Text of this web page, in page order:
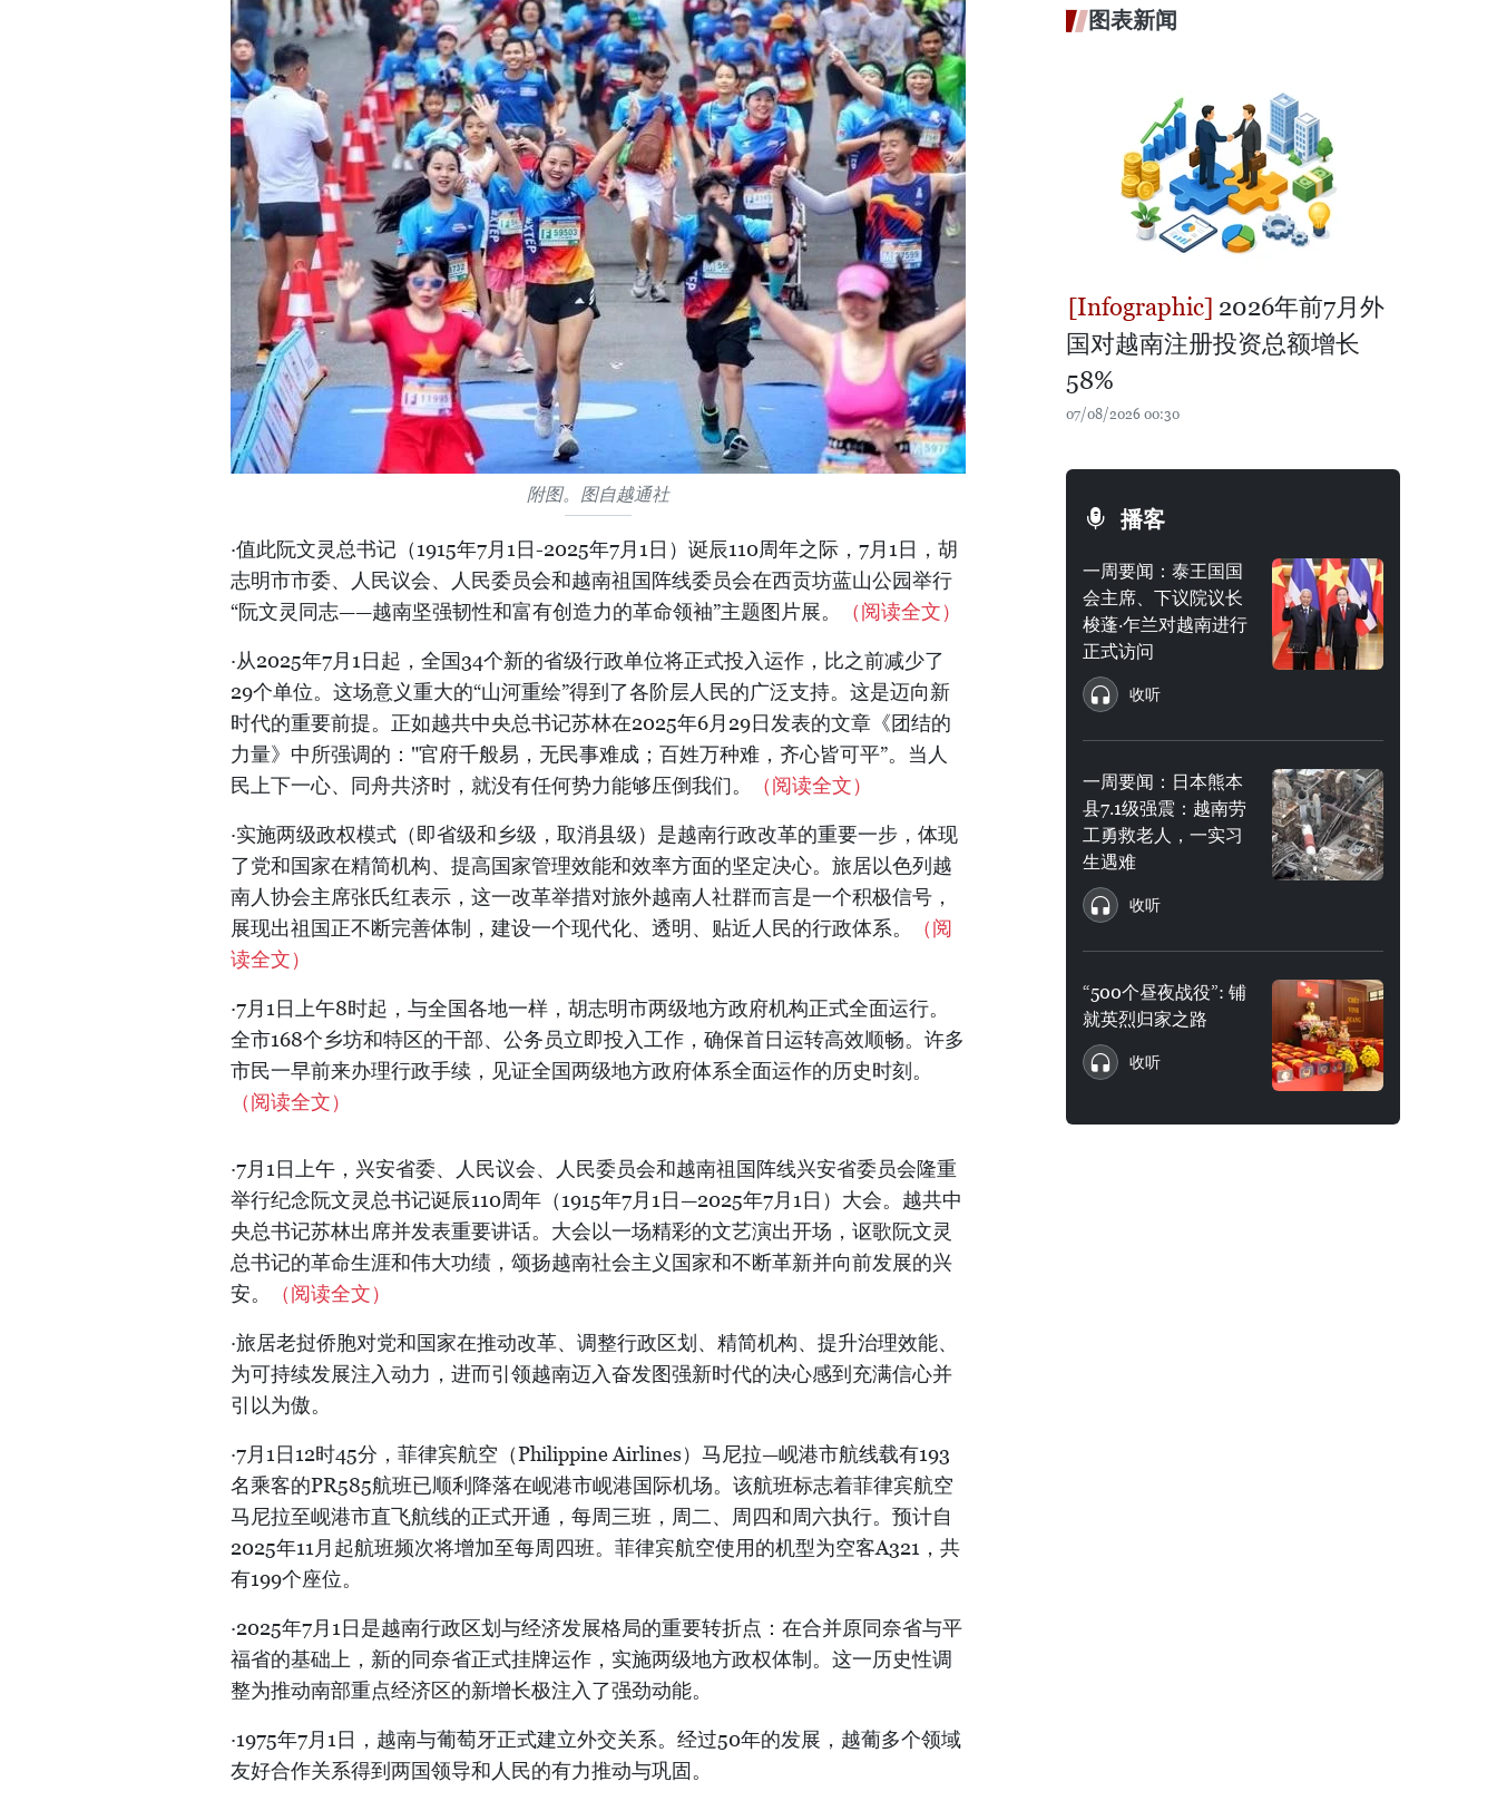
附图。图自越通社
·值此阮文灵总书记（1915年7月1日-2025年7月1日）诞辰110周年之际，7月1日，胡
志明市市委、人民议会、人民委员会和越南祖国阵线委员会在西贡坊蓝山公园举行
“阮文灵同志——越南坚强韧性和富有创造力的革命领袖”主题图片展。
（阅读全文）
·从2025年7月1日起，全国34个新的省级行政单位将正式投入运作，比之前减少了
29个单位。这场意义重大的“山河重绘”得到了各阶层人民的广泛支持。这是迈向新
时代的重要前提。正如越共中央总书记苏林在2025年6月29日发表的文章《团结的
力量》中所强调的："官府千般易，无民事难成；百姓万种难，齐心皆可平”。当人
民上下一心、同舟共济时，就没有任何势力能够压倒我们。
（阅读全文）
·实施两级政权模式（即省级和乡级，取消县级）是越南行政改革的重要一步，体现
了党和国家在精简机构、提高国家管理效能和效率方面的坚定决心。旅居以色列越
南人协会主席张氏红表示，这一改革举措对旅外越南人社群而言是一个积极信号，
展现出祖国正不断完善体制，建设一个现代化、透明、贴近人民的行政体系。
（阅
读全文）
·7月1日上午8时起，与全国各地一样，胡志明市两级地方政府机构正式全面运行。
全市168个乡坊和特区的干部、公务员立即投入工作，确保首日运转高效顺畅。许多
市民一早前来办理行政手续，见证全国两级地方政府体系全面运作的历史时刻。
（阅读全文）
·7月1日上午，兴安省委、人民议会、人民委员会和越南祖国阵线兴安省委员会隆重
举行纪念阮文灵总书记诞辰110周年（1915年7月1日—2025年7月1日）大会。越共中
央总书记苏林出席并发表重要讲话。大会以一场精彩的文艺演出开场，讴歌阮文灵
总书记的革命生涯和伟大功绩，颂扬越南社会主义国家和不断革新并向前发展的兴
安。
（阅读全文）
·旅居老挝侨胞对党和国家在推动改革、调整行政区划、精简机构、提升治理效能、
为可持续发展注入动力，进而引领越南迈入奋发图强新时代的决心感到充满信心并
引以为傲。
·7月1日12时45分，菲律宾航空（Philippine Airlines）马尼拉—岘港市航线载有193
名乘客的PR585航班已顺利降落在岘港市岘港国际机场。该航班标志着菲律宾航空
马尼拉至岘港市直飞航线的正式开通，每周三班，周二、周四和周六执行。预计自
2025年11月起航班频次将增加至每周四班。菲律宾航空使用的机型为空客A321，共
有199个座位。
·2025年7月1日是越南行政区划与经济发展格局的重要转折点：在合并原同奈省与平
福省的基础上，新的同奈省正式挂牌运作，实施两级地方政权体制。这一历史性调
整为推动南部重点经济区的新增长极注入了强劲动能。
·1975年7月1日，越南与葡萄牙正式建立外交关系。经过50年的发展，越葡多个领域
友好合作关系得到两国领导和人民的有力推动与巩固。
图表新闻
2026年前7月外
国对越南注册投资总额增长
58%
07/08/2026 00:30
播客
一周要闻：泰王国国
会主席、下议院议长
梭蓬·乍兰对越南进行
正式访问
收听
一周要闻：日本熊本
县7.1级强震：越南劳
工勇救老人，一实习
生遇难
收听
“500个昼夜战役”: 铺
就英烈归家之路
收听